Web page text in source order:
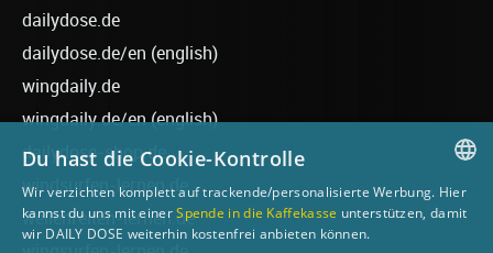
dailydose.de
dailydose.de/en (english)
wingdaily.de
wingdaily.de/en(english)
dailydose-shop.de
windsurfen-lernen.de
wellenreiten-lernen.de
GERMAN
Du hast die Cookie-Kontrolle
Wir verzichten komplett auf trackende/personalisierte Werbung. Hier
kannst du uns mit einerSpende in die Kaffekasse unterstützen, damit
wir DAILY DOSE weiterhin kostenfrei anbieten können.